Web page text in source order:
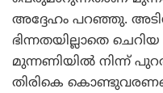
അദ്ദേഹം പറഞ്ഞു.
ഭിന്നതയില്ലാതെ
മുന്നണിയില്‍ നിന്ന്
തിരികെ